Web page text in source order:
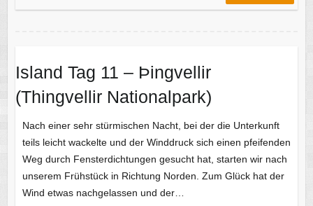
Island Tag 11 – Þingvellir
(Thingvellir Nationalpark)
Nach einer sehr stürmischen Nacht, bei der die Unterkunft
teils leicht wackelte und der Winddruck sich einen pfeifenden
Weg durch Fensterdichtungen gesucht hat, starten wir nach
unserem Frühstück in Richtung Norden. Zum Glück hat der
Wind etwas nachgelassen und der…